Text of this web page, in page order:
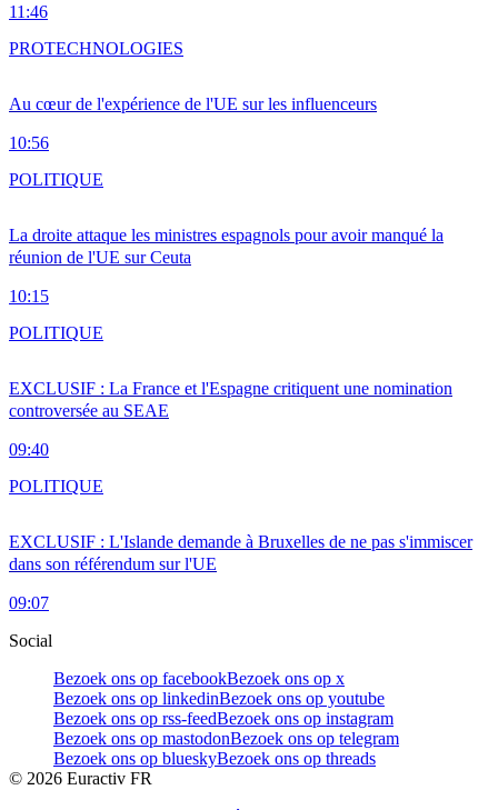
11:46
Au cœur de l'expérience de l'UE sur les influenceurs
10:56
PROTECHNOLOGIES
La droite attaque les ministres espagnols pour avoir manqué la
réunion de l'UE sur Ceuta
10:15
POLITIQUE
EXCLUSIF : La France et l'Espagne critiquent une nomination
controversée au SEAE
09:40
POLITIQUE
EXCLUSIF : L'Islande demande à Bruxelles de ne pas s'immiscer
dans son référendum sur l'UE
09:07
POLITIQUE
Social
Bezoek ons op facebookBezoek ons op x
Bezoek ons op linkedinBezoek ons op youtube
Bezoek ons op rss-feedBezoek ons op instagram
Bezoek ons op mastodonBezoek ons op telegram
Bezoek ons op blueskyBezoek ons op threads
© 2026 Euractiv FR